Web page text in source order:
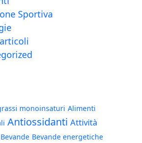
Sportiva
monoinsaturi Alimenti
Antiossidanti Attività
Bevande Bevande energetiche